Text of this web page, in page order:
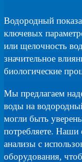
Водородный
ключевых
или щелочность
значительное
биологические
Мы предлагаем
воды на
могли быть
потребляете. Наши
анализы с
оборудования,